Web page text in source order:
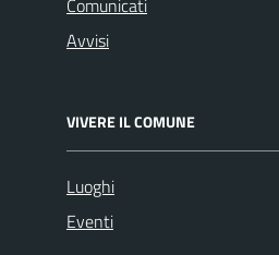
Comunicati
Avvisi
VIVERE IL COMUNE
Luoghi
Eventi